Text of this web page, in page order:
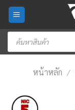
Skip
content
Products
search
หน้าหลัก /